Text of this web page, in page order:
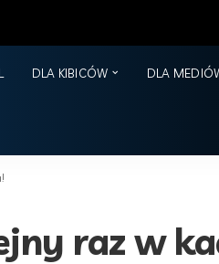
DLA KIBICÓW DLA
raz w